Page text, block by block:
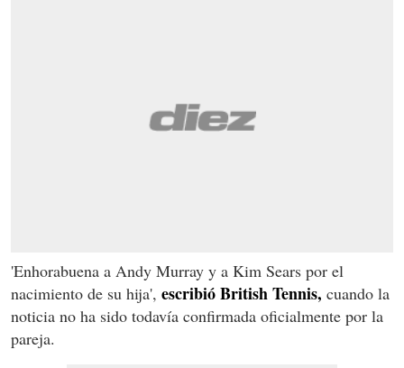
'Enhorabuena a Andy Murray y a Kim Sears por el
nacimiento de su hija', escribió British Tennis, cuando la
noticia no ha sido todavía confirmada oficialmente por la
pareja.